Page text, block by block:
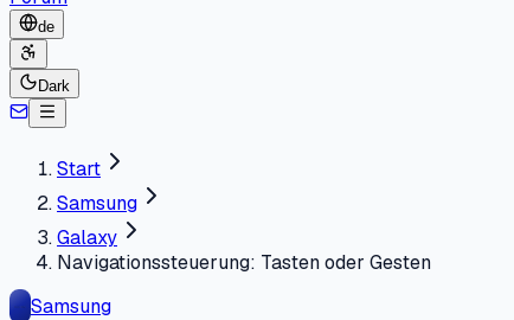
de
Dark
Start
Samsung
Galaxy
Navigationssteuerung: Tasten oder Gesten
Samsung